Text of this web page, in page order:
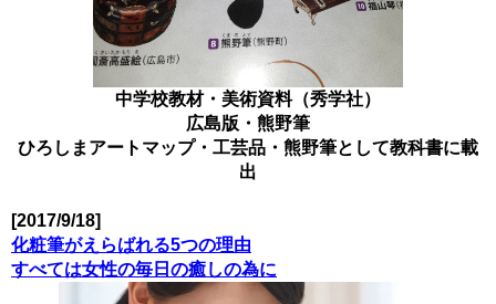
中学校教材・美術資料（秀学社）
広島版・熊野筆
ひろしまアートマップ・工芸品・熊野筆として教科書に載
出
[2017/9/18]
化粧筆がえらばれる5つの理由
すべては女性の毎日の癒しの為に